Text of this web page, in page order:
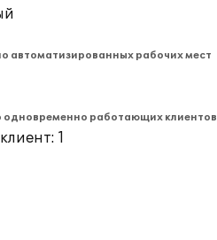
автоматизированных рабочих мест
одновременно работающих клиентов
1